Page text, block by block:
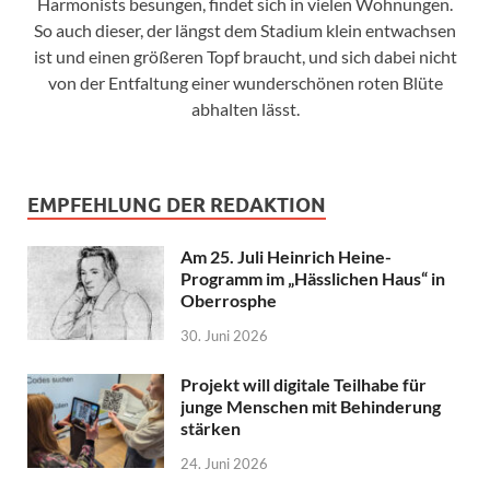
So auch dieser, der längst dem Stadium klein entwachsen
ist und einen größeren Topf braucht, und sich dabei nicht
von der Entfaltung einer wunderschönen roten Blüte
abhalten lässt.
EMPFEHLUNG DER REDAKTION
Am 25. Juli Heinrich Heine-
Programm im „Hässlichen Haus“ in
Oberrosphe
30. Juni 2026
Projekt will digitale Teilhabe für
junge Menschen mit Behinderung
stärken
24. Juni 2026